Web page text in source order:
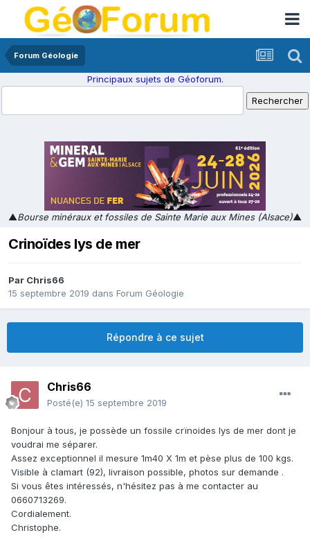
Forum Géologie
Principaux sujets de Géoforum.
▲Bourse minéraux et fossiles de Sainte Marie aux Mines (Alsace)▲
Crinoïdes lys de mer
Par Chris66
15 septembre 2019 dans Forum Géologie
Répondre à ce sujet
Chris66
Posté(e) 15 septembre 2019
Bonjour à tous, je possède un fossile crïnoides lys de mer dont je
voudrai me séparer.
Assez exceptionnel il mesure 1m40 X 1m et pèse plus de 100 kgs.
Visible à clamart (92), livraison possible, photos sur demande .
Si vous êtes intéressés, n'hésitez pas à me contacter au
0660713269.
Cordialement.
Christophe.